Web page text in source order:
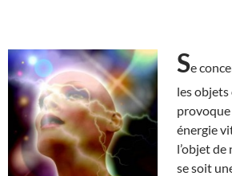
Se
les objets
énergie
l’objet
se soit